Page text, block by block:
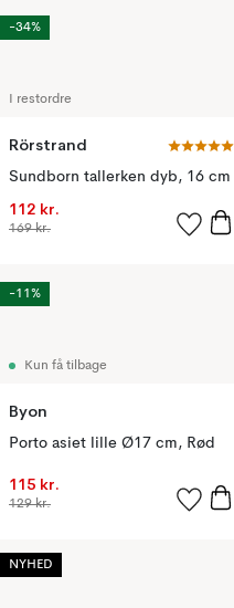
I restordre
Rörstrand
Sundborn tallerken dyb, 16 cm
112 kr.
169 kr.
-34%
Kun få tilbage
Byon
Porto asiet lille Ø17 cm, Rød
115 kr.
129 kr.
-11%
NYHED